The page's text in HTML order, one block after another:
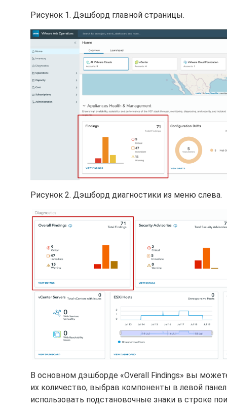
Рисунок 1. Дэшборд главной страницы.
Рисунок 2. Дэшборд диагностики из меню слева.
В основном дэшборде «Overall Findings» вы
их количество, выбрав компоненты в левой
использовать подстановочные знаки в строке